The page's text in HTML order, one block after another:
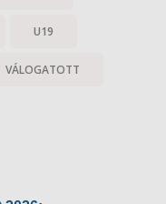
U19
VÁLOGATOTT